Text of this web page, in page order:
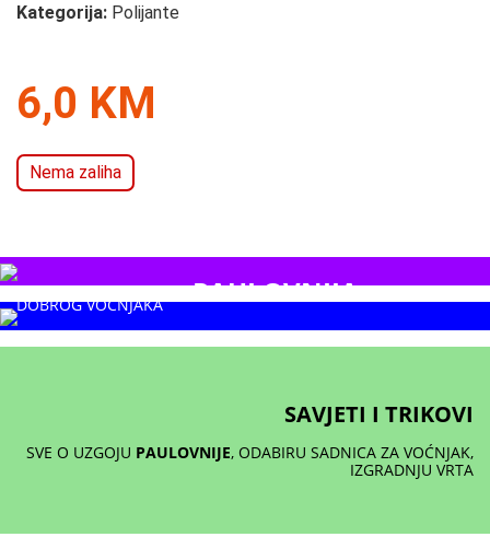
Kategorija: Polijante
6,0 KM
Nema zaliha
PAULOVNIJA
ZAŠTO SADITI PAULOVNIJU?
TO JE DRVOBUDUĆNOSTI!
SADNICE VOĆA
BEZKVALITETNIHIZDRAVIHSADNICA VOĆA NEMA NI
DOBROG VOĆNJAKA
SAVJETI I TRIKOVI
SVE O UZGOJU PAULOVNIJE, ODABIRU SADNICA ZA VOĆNJAK,
IZGRADNJU VRTA